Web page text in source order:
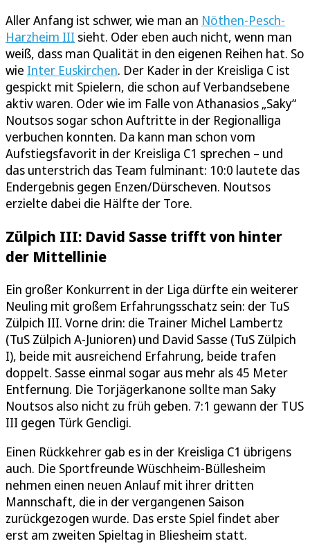
Aller Anfang ist schwer, wie man an Nöthen-Pesch-
Harzheim III sieht. Oder eben auch nicht, wenn man
weiß, dass man Qualität in den eigenen Reihen hat. So
wie Inter Euskirchen. Der Kader in der Kreisliga C ist
gespickt mit Spielern, die schon auf Verbandsebene
aktiv waren. Oder wie im Falle von Athanasios „Saky“
Noutsos sogar schon Auftritte in der Regionalliga
verbuchen konnten. Da kann man schon vom
Aufstiegsfavorit in der Kreisliga C1 sprechen – und
das unterstrich das Team fulminant: 10:0 lautete das
Endergebnis gegen Enzen/Dürscheven. Noutsos
erzielte dabei die Hälfte der Tore.
Zülpich III: David Sasse trifft von hinter
der Mittellinie
Ein großer Konkurrent in der Liga dürfte ein weiterer
Neuling mit großem Erfahrungsschatz sein: der TuS
Zülpich III. Vorne drin: die Trainer Michel Lambertz
(TuS Zülpich A-Junioren) und David Sasse (TuS Zülpich
I), beide mit ausreichend Erfahrung, beide trafen
doppelt. Sasse einmal sogar aus mehr als 45 Meter
Entfernung. Die Torjägerkanone sollte man Saky
Noutsos also nicht zu früh geben. 7:1 gewann der TUS
III gegen Türk Gencligi.
Einen Rückkehrer gab es in der Kreisliga C1 übrigens
auch. Die Sportfreunde Wüschheim-Büllesheim
nehmen einen neuen Anlauf mit ihrer dritten
Mannschaft, die in der vergangenen Saison
zurückgezogen wurde. Das erste Spiel findet aber
erst am zweiten Spieltag in Bliesheim statt.